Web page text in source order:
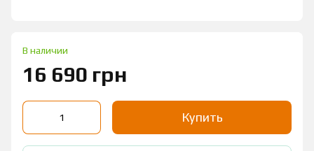
В наличии
16 690 грн
Купить